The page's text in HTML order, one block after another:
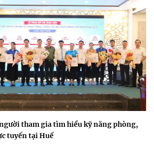
tham gia tìm hiểu kỹ năng phòng,
tuyến tại Huế